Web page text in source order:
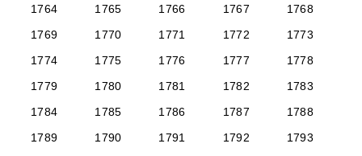
1764
1765 1766 1767
1768
1769
1770 1771 1772
1773
1774
1775 1776 1777
1778
1779
1780 1781 1782
1783
1784
1785 1786 1787
1788
1789
1790 1791 1792
1793